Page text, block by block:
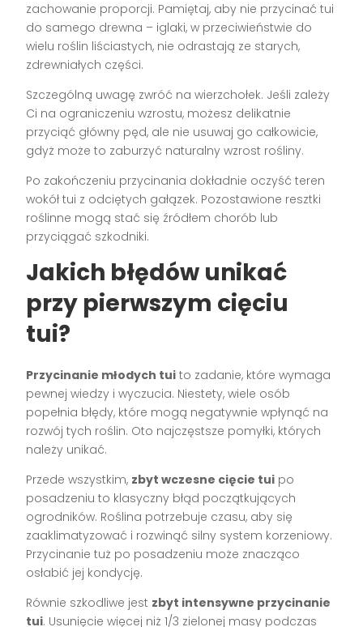
zachowanie proporcji. Pamiętaj, aby nie przycinać tui
do samego drewna – iglaki, w przeciwieństwie do
wielu roślin liściastych, nie odrastają ze starych,
zdrewniałych części.
Szczególną uwagę zwróć na wierzchołek. Jeśli zależy
Ci na ograniczeniu wzrostu, możesz delikatnie
przyciąć główny pęd, ale nie usuwaj go całkowicie,
gdyż może to zaburzyć naturalny wzrost rośliny.
Po zakończeniu przycinania dokładnie oczyść teren
wokół tui z odciętych gałązek. Pozostawione resztki
roślinne mogą stać się źródłem chorób lub
przyciągać szkodniki.
Jakich błędów unikać
przy pierwszym cięciu
tui?
Przycinanie młodych tui to zadanie, które wymaga
pewnej wiedzy i wyczucia. Niestety, wiele osób
popełnia błędy, które mogą negatywnie wpłynąć na
rozwój tych roślin. Oto najczęstsze pomyłki, których
należy unikać.
Przede wszystkim, zbyt wczesne cięcie tui po
posadzeniu to klasyczny błąd początkujących
ogrodników. Roślina potrzebuje czasu, aby się
zaaklimatyzować i rozwinąć silny system korzeniowy.
Przycinanie tuż po posadzeniu może znacząco
osłabić jej kondycję.
Równie szkodliwe jest zbyt intensywne przycinanie
tui. Usunięcie więcej niż 1/3 zielonej masy podczas